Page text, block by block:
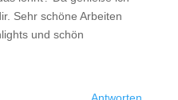
Sehr schöne Arbeiten
und schön